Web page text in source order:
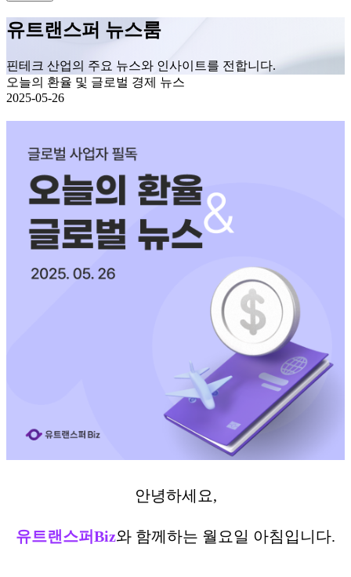
유트랜스퍼 뉴스룸
핀테크 산업의 주요 뉴스와 인사이트를 전합니다.
오늘의 환율 및 글로벌 경제 뉴스
2025-05-26
안녕하세요,
유트랜스퍼Biz와 함께하는 월요일 아침입니다.